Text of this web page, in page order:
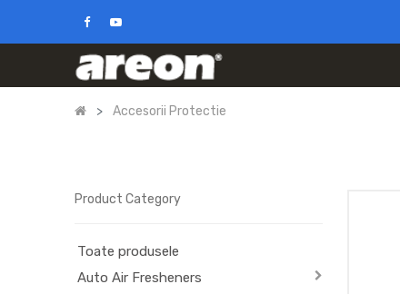
Accesorii Protectie
Product Category
Toate produsele
Auto Air Fresheners